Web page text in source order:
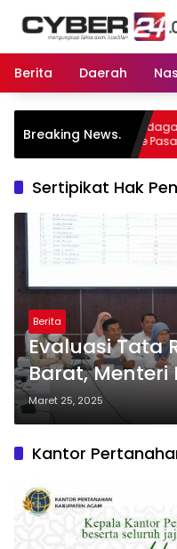
Berita
Daerah
Breaking News.
Pedagang,
ke Pasar
Sertipikat Hak
Berita
Evaluasi Tata
Barat, Menteri
Terbitkan
Sempadan
Maret 25, 2025
Kantor